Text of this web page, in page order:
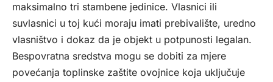
maksimalno tri stambene jedinice. Vlasnici ili
suvlasnici u toj kući moraju imati prebivalište, uredno
vlasništvo i dokaz da je objekt u potpunosti legalan.
Bespovratna sredstva mogu se dobiti za mjere
povećanja toplinske zaštite ovojnice koja uključuje